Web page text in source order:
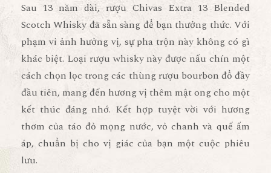
Sau 13 năm dài, rượu Chivas Extra 13 Blended
Scotch Whisky đã sẵn sàng để bạn thưởng thức. Với
phạm vi ảnh hưởng vị, sự pha trộn này không có gì
khác biệt. Loại rượu whisky này được nấu chín một
cách chọn lọc trong các thùng rượu bourbon đổ đầy
đầu tiên, mang đến hương vị thêm mật ong cho một
kết thúc đáng nhớ. Kết hợp tuyệt vời với hương
thơm của táo đỏ mọng nước, vỏ chanh và quế ấm
áp, chuẩn bị cho vị giác của bạn một cuộc phiêu
lưu.